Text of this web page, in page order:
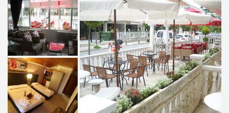
Показати всі
фотографії